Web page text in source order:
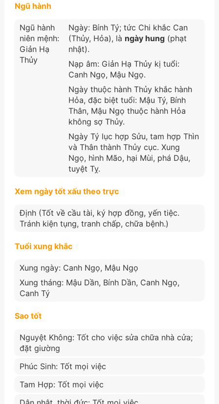
Ngũ hành
Ngũ hành
niên mệnh:
Giản Hạ
Thủy
Ngày: Bính Tý; tức Chi khắc Can
(Thủy, Hỏa), là ngày hung(phạt
nhật).
Nạp âm: Giản Hạ Thủy kị tuổi:
Canh Ngọ, Mậu Ngọ.
Ngày thuộc hành Thủy khắc hành
Hỏa, đặc biệt tuổi: Mậu Tý, Bính
Thân, Mậu Ngọ thuộc hành Hỏa
không sợ Thủy.
Ngày Tý lục hợp Sửu, tam hợp Thìn
và Thân thành Thủy cục. Xung
Ngọ, hình Mão, hại Mùi, phá Dậu,
tuyệt Tỵ.
Xem ngày tốt xấu theo trực
Định (Tốt về cầu tài, ký hợp đồng, yến tiệc.
Tránh kiện tụng, tranh chấp, chữa bệnh.)
Tuổi xung khắc
Xung ngày: Canh Ngọ, Mậu Ngọ
Xung tháng: Mậu Dần, Bính Dần, Canh Ngọ,
Canh Tý
Sao tốt
Nguyệt Không: Tốt cho việc sửa chữa nhà cửa;
đặt giường
Phúc Sinh: Tốt mọi việc
Tam Hợp: Tốt mọi việc